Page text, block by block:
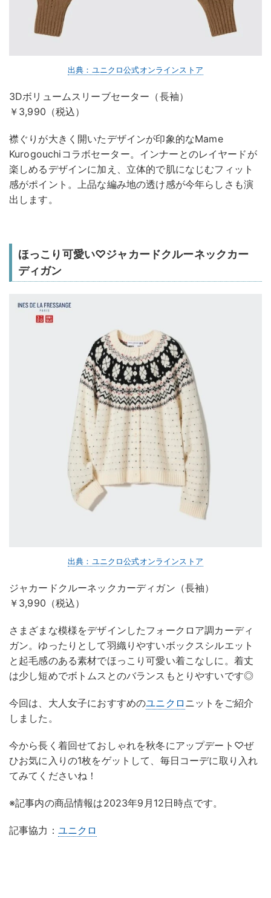
出典：ユニクロ公式オンラインストア
3Dボリュームスリーブセーター（長袖）
￥3,990（税込）
襟ぐりが大きく開いたデザインが印象的なMame
Kurogouchiコラボセーター。インナーとのレイヤードが
楽しめるデザインに加え、立体的で肌になじむフィット
感がポイント。上品な編み地の透け感が今年らしさも演
出します。
ほっこり可愛い♡ジャカードクルーネックカー
ディガン
出典：ユニクロ公式オンラインストア
ジャカードクルーネックカーディガン（長袖）
￥3,990（税込）
さまざまな模様をデザインしたフォークロア調カーディ
ガン。ゆったりとして羽織りやすいボックスシルエット
と起毛感のある素材でほっこり可愛い着こなしに。着丈
は少し短めでボトムスとのバランスもとりやすいです◎
今回は、大人女子におすすめのユニクロ ニットをご紹介
しました。
今から長く着回せておしゃれを秋冬にアップデート♡ぜ
ひお気に入りの1枚をゲットして、毎日コーデに取り入れ
てみてくださいね！
※記事内の商品情報は2023年9月12日時点です。
記事協力： ユニクロ